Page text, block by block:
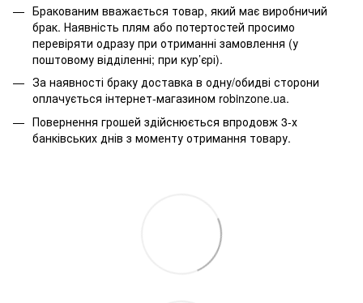
Бракованим вважається товар, який має виробничий
брак. Наявність плям або потертостей просимо
перевіряти одразу при отриманні замовлення (у
поштовому відділенні; при кур’єрі).
За наявності браку доставка в одну/обидві сторони
оплачується інтернет-магазином robinzone.ua.
Повернення грошей здійснюється впродовж 3-х
банківських днів з моменту отримання товару.